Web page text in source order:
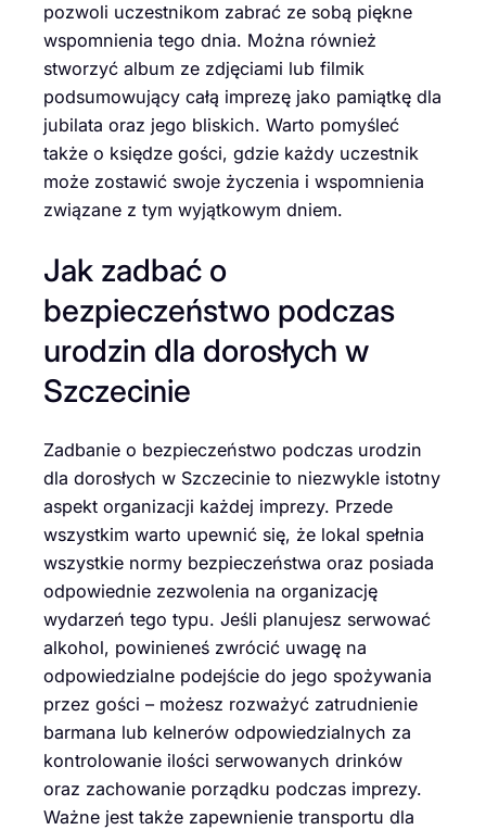
pozwoli uczestnikom zabrać ze sobą piękne
wspomnienia tego dnia. Można również
stworzyć album ze zdjęciami lub filmik
podsumowujący całą imprezę jako pamiątkę dla
jubilata oraz jego bliskich. Warto pomyśleć
także o księdze gości, gdzie każdy uczestnik
może zostawić swoje życzenia i wspomnienia
związane z tym wyjątkowym dniem.
Jak zadbać o
bezpieczeństwo podczas
urodzin dla dorosłych w
Szczecinie
Zadbanie o bezpieczeństwo podczas urodzin
dla dorosłych w Szczecinie to niezwykle istotny
aspekt organizacji każdej imprezy. Przede
wszystkim warto upewnić się, że lokal spełnia
wszystkie normy bezpieczeństwa oraz posiada
odpowiednie zezwolenia na organizację
wydarzeń tego typu. Jeśli planujesz serwować
alkohol, powinieneś zwrócić uwagę na
odpowiedzialne podejście do jego spożywania
przez gości – możesz rozważyć zatrudnienie
barmana lub kelnerów odpowiedzialnych za
kontrolowanie ilości serwowanych drinków
oraz zachowanie porządku podczas imprezy.
Ważne jest także zapewnienie transportu dla